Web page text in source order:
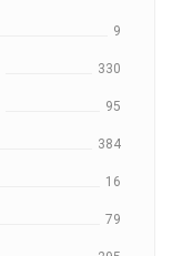
9
330
95
384
16
79